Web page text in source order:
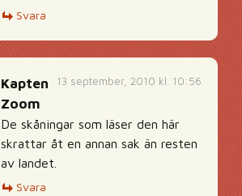
Svara
13 september, 2010 kl. 10:56
Kapten
Zoom
De skåningar som läser den här
skrattar åt en annan sak än resten
av landet.
Svara